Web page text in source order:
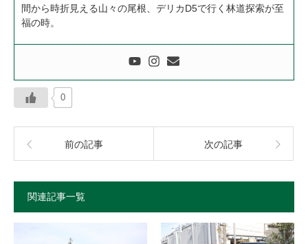
間から時折見える山々の尾根、デリカD5で行く林道探索が至
福の時。
0
前の記事 次の記事
関連記事一覧